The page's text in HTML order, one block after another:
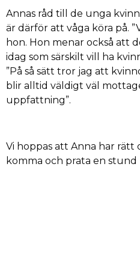
Annas råd till de unga
är därför att våga köra på.
hon. Hon menar också att
idag som särskilt vill ha
”På så sätt tror jag att
blir alltid väldigt väl
uppfattning”.
Vi hoppas att Anna har rätt
komma och prata en stund